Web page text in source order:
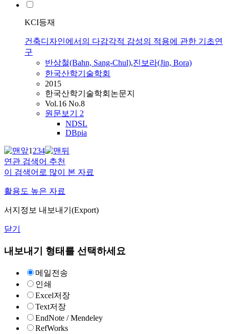
KCI등재
건축디자인에서의 다감각적 감성의 적용에 관한 기초연
구
반상철(Bahn, Sang-Chul),진보라(Jin, Bora)
한국산학기술학회
2015
한국산학기술학회논문지
Vol.16 No.8
원문보기 2
NDSL
DBpia
1234
연관 검색어 추천
이 검색어로 많이 본 자료
활용도 높은 자료
서지정보 내보내기(Export)
닫기
내보내기 형태를 선택하세요
메일전송
인쇄
Excel저장
Text저장
EndNote / Mendeley
RefWorks